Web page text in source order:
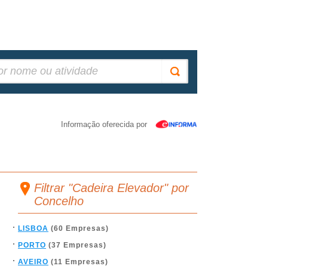
Informação oferecida por
Filtrar "Cadeira Elevador" por
Concelho
LISBOA (60 Empresas)
PORTO (37 Empresas)
AVEIRO (11 Empresas)